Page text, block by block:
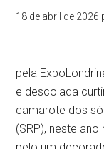
18 de abril de 2026
pela
e descolada
camarote dos
(SRP), neste